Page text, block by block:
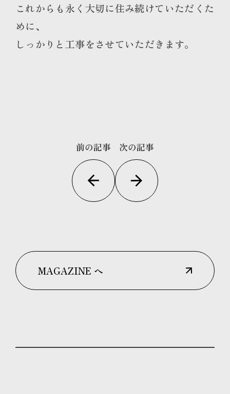
これからも永く大切に住み続けていただくた
めに、
しっかりと工事をさせていただきます。
前の記事 次の記事
MAGAZINE へ